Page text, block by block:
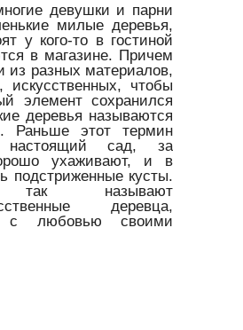
девушки и парни
милые деревья,
у кого-то в гостиной
в магазине. Причем
из разных материалов,
искусственных, чтобы
элемент сохранился
деревья называются
Раньше этот термин
настоящий сад, за
ухаживают, и в
подстриженные кусты.
так называют
деревца,
с любовью своими